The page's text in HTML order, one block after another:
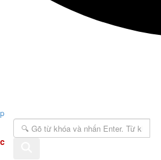
hóa tài liệu & mục lục sách